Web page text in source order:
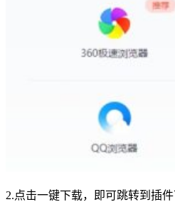
2.点击一键下载，即可跳转到插